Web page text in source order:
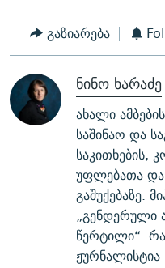
გაზიარება
ნინო ხარაძე
ახალი
საშინაო და
საკითხების,
უფლებათა და
გაშუქებაზე.
„გენდერული
წერტილი“.